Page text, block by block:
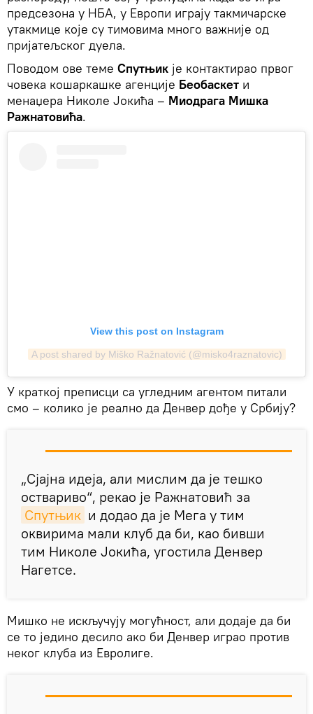
предсезона у НБА, у Европи играју такмичарске
утакмице које су тимовима много важније од
пријатељског дуела.
Поводом ове теме Спутњик је контактирао првог
човека кошаркашке агенције Беобаскет и
менаџера Николе Јокића – Миодрага Мишка
Ражнатовића.
View this post on Instagram
A post shared by Miško Ražnatović (@misko4raznatovic)
У краткој преписци са угледним агентом питали
смо – колико је реално да Денвер дође у Србију?
„Сјајна идеја, али мислим да је тешко
оствариво“, рекао је Ражнатовић за
Спутњик и додао да је Мега у тим
оквирима мали клуб да би, као бивши
тим Николе Јокића, угостила Денвер
Нагетсе.
Мишко не искључују могућност, али додаје да би
се то једино десило ако би Денвер играо против
неког клуба из Евролиге.